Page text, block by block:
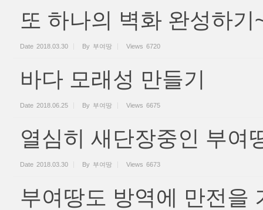
또 하나의 벽화 완성하기
Date 2018.03.30 By 부여땅 Views 6720
바다 모래성 만들기
Date 2018.06.25 By 부여땅 Views 6675
열심히 새단장중인 부여
Date 2018.03.30 By 부여땅 Views 6673
부여땅도 방역에 만전을